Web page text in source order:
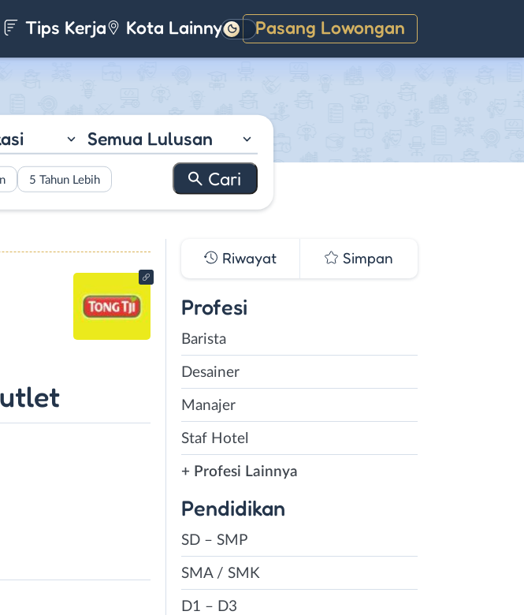
Tips Kerja Kota Lainnya Pasang Lowongan
Gelap
Semua Lulusan
5 Tahun Lebih
Riwayat Simpan
Profesi
Barista
Desainer
Manajer
Staf Hotel
+ Profesi Lainnya
Pendidikan
SD – SMP
SMA / SMK
D1 – D3